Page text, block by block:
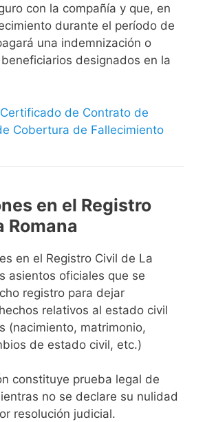
con la compañía y que, en
durante el período de
una indemnización o
designados en la
de Contrato de
Cobertura de Fallecimiento
en el Registro
Romana
en el Registro Civil de La
asientos oficiales que se
registro para dejar
relativos al estado civil
(nacimiento, matrimonio,
de estado civil, etc.)
constituye prueba legal de
no se declare su nulidad
resolución judicial.